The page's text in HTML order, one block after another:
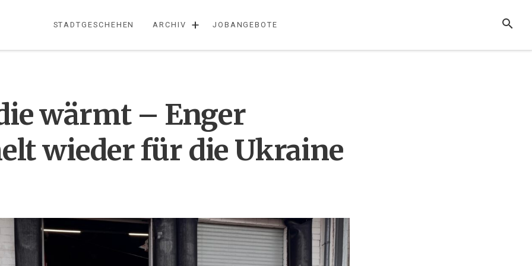
SUCHE
STADTGESCHEHEN ARCHIV + JOBANGEBOTE
wärmt – Enger
wieder für die Ukraine